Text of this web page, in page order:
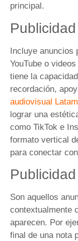
principal.
Incluye anuncios
YouTube o
tiene la
recordación,
audiovisual Latam
lograr una
como TikTok e
formato vertical
para conectar
Son aquellos
contextualmente
aparecen. Por
final de una nota